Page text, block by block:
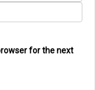
for the next